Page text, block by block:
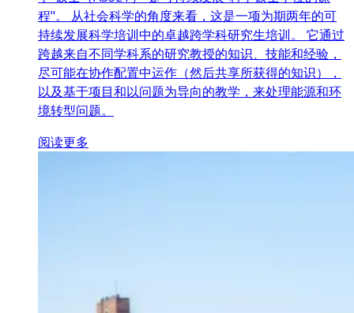
程"。 从社会科学的角度来看，这是一项为期两年的可
持续发展科学培训中的卓越跨学科研究生培训。 它通过
跨越来自不同学科系的研究教授的知识、技能和经验，
尽可能在协作配置中运作（然后共享所获得的知识），
以及基于项目和以问题为导向的教学，来处理能源和环
境转型问题。
阅读更多